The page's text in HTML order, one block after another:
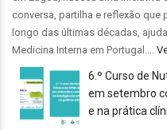
conversa, partilha e reflexão que
longo das últimas décadas,
Medicina Interna em Portugal.…
6.º Curso de
em setembro
e na prática